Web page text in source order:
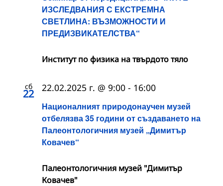
ИЗСЛЕДВАНИЯ С ЕКСТРЕМНА
СВЕТЛИНА: ВЪЗМОЖНОСТИ И
ПРЕДИЗВИКАТЕЛСТВА“
Институт по физика на твърдото тяло
сб
22
Националният природонаучен музей
отбелязва 35 години от създаването на
Палеонтологичния музей „Димитър
Ковачев“
22.02.2025 г. @ 9:00 - 16:00
Палеонтологичния музей "Димитър
Ковачев"